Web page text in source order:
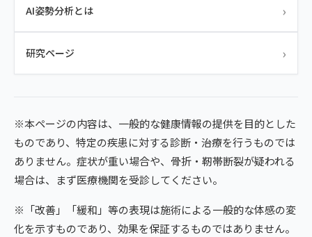
AI姿勢分析とは ›
研究ページ ›
※本ページの内容は、一般的な健康情報の提供を目的とした
ものであり、特定の疾患に対する診断・治療を行うものでは
ありません。症状が重い場合や、骨折・靭帯断裂が疑われる
場合は、まず医療機関を受診してください。
※「改善」「緩和」等の表現は施術による一般的な体感の変
化を示すものであり、効果を保証するものではありません。